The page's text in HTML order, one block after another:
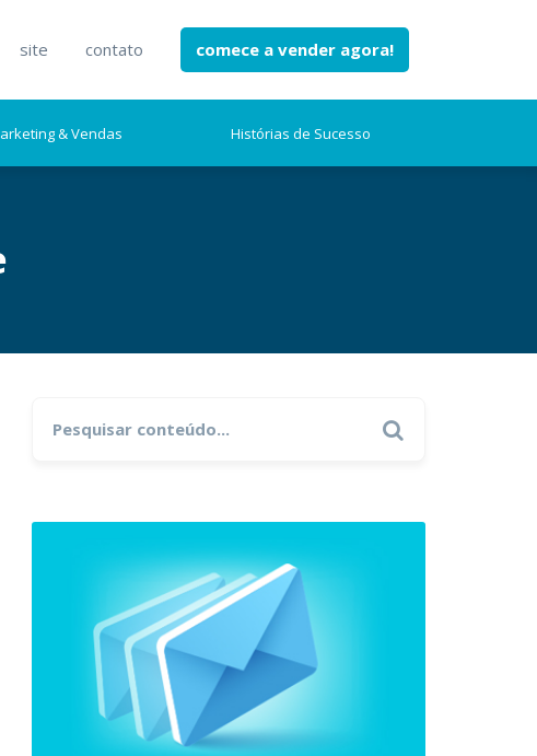
site contato comece a vender agora!
& Vendas Histórias de Sucesso
for:
Search